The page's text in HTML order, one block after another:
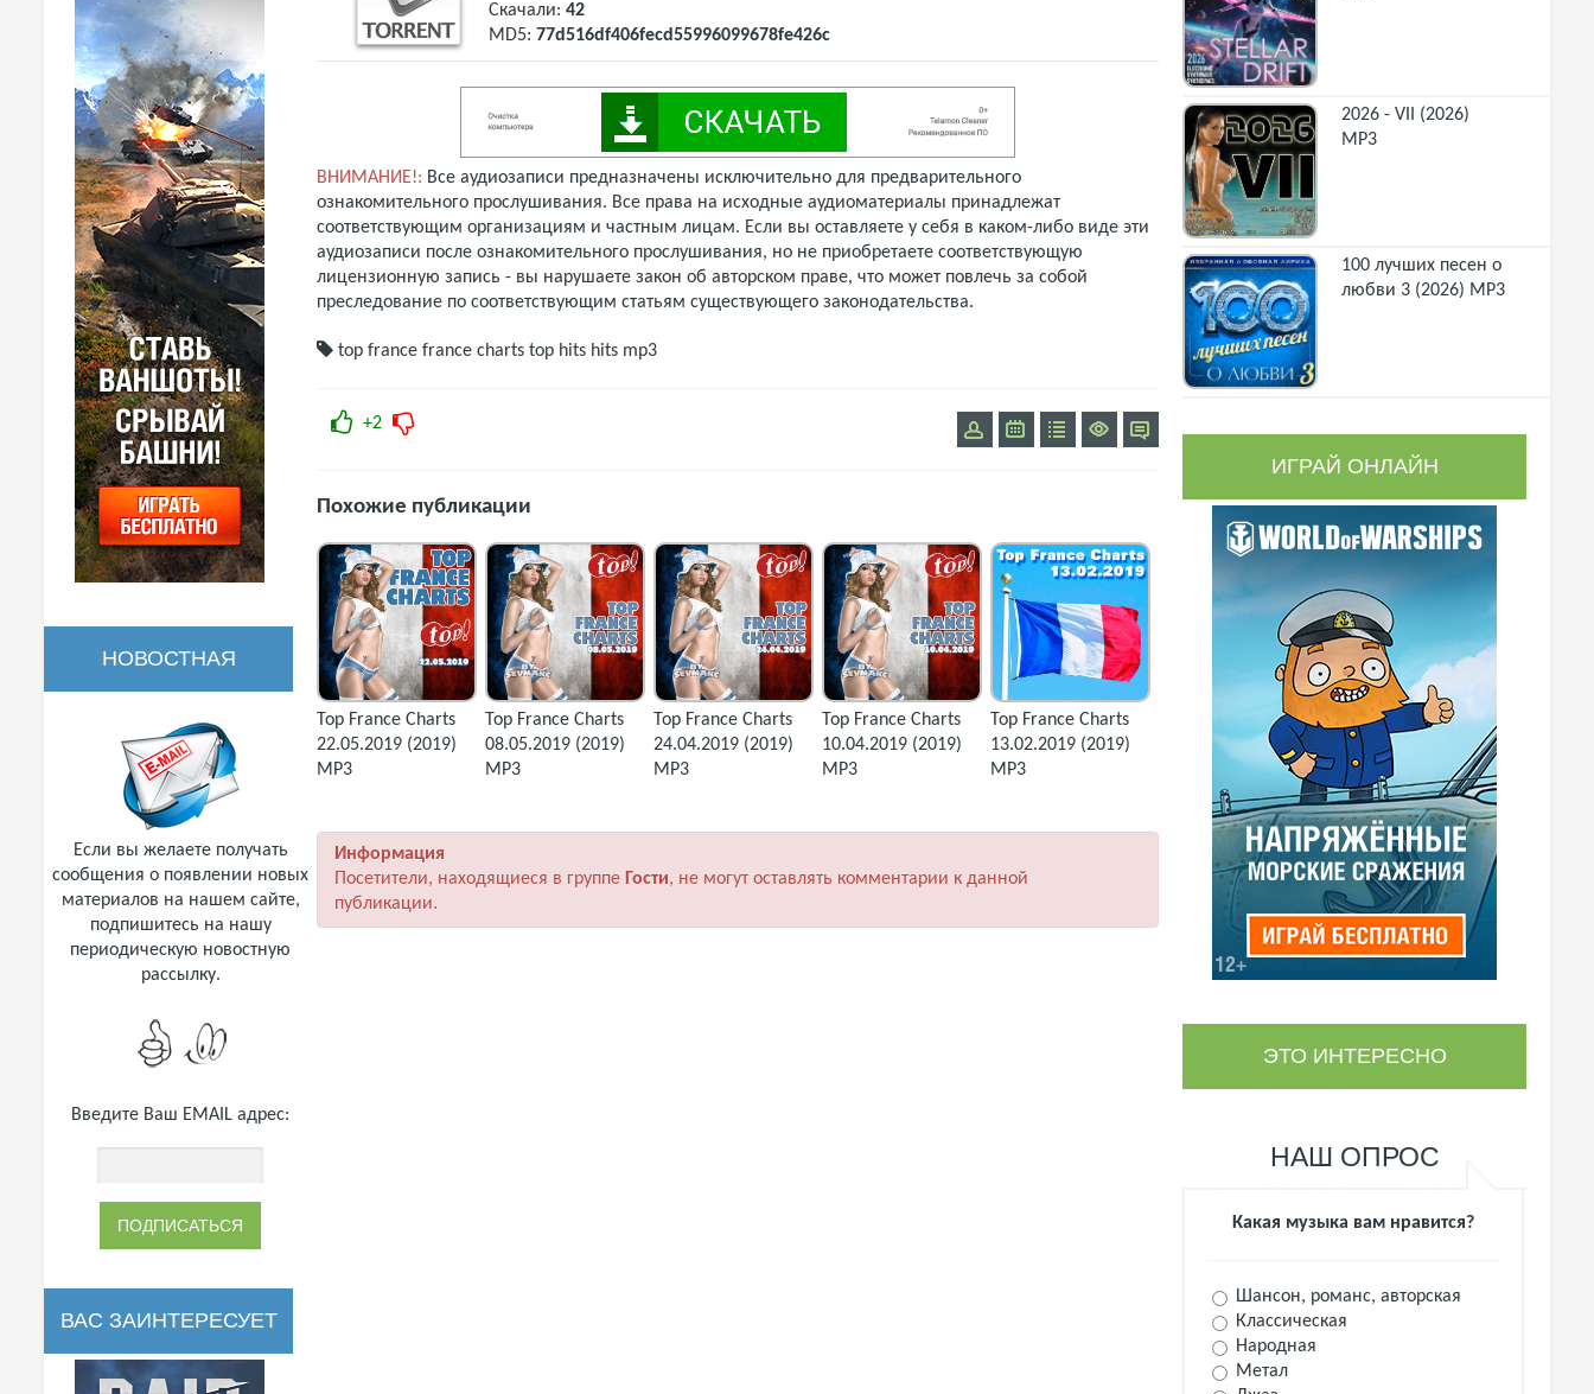
НОВОСТНАЯ
РАССЫЛКА
Если вы желаете получать
сообщения о появлении новых
материалов на нашем сайте,
подпишитесь на нашу
периодическую новостную
рассылку.
Введите Ваш EMAIL адрес:
ВАС ЗАИНТЕРЕСУЕТ
Скачали: 42
MD5: 77d516df406fecd55996099678fe426c
ВНИМАНИЕ!: Все аудиозаписи предназначены исключительно для предварительного
ознакомительного прослушивания. Все права на исходные аудиоматериалы принадлежат
соответствующим организациям и частным лицам. Если вы оставляете у себя в каком-либо виде эти
аудиозаписи после ознакомительного прослушивания, но не приобретаете соответствующую
лицензионную запись - вы нарушаете закон об авторском праве, что может повлечь за собой
преследование по соответствующим статьям существующего законодательства.
top france france charts top hits hits mp3
+2
Похожие публикации
Top France Charts
22.05.2019 (2019)
MP3
Top France Charts
08.05.2019 (2019)
MP3
Top France Charts
24.04.2019 (2019)
MP3
Top France Charts
10.04.2019 (2019)
MP3
Top France Charts
13.02.2019 (2019)
MP3
Информация
Посетители, находящиеся в группе Гости, не могут оставлять комментарии к данной
публикации.
2026 - VII (2026)
MP3
100 лучших песен о
любви 3 (2026) MP3
ИГРАЙ ОНЛАЙН
ЭТО ИНТЕРЕСНО
НАШ ОПРОС
Какая музыка вам нравится?
Шансон, романс, авторская
Классическая
Народная
Метал